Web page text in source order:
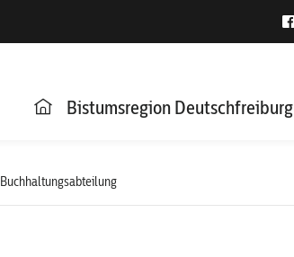
Bistumsregion Deutschfreiburg
Buchhaltungsabteilung